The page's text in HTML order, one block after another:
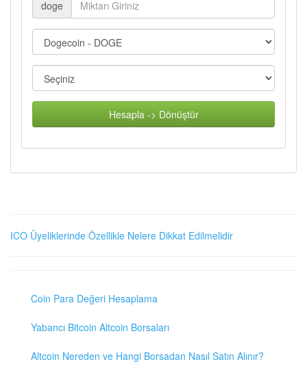
doge
Hesapla -> Dönüştür
ICO Üyeliklerinde Özellikle Nelere Dikkat Edilmelidir
Coin Para Değeri Hesaplama
Yabancı Bitcoin Altcoin Borsaları
Altcoin Nereden ve Hangi Borsadan Nasıl Satın Alınır?